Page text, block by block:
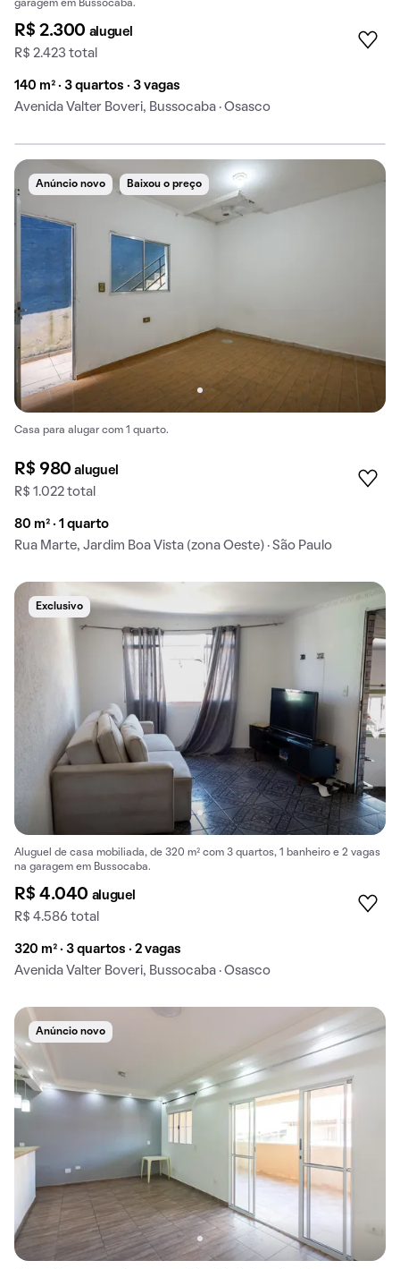
garagem em Bussocaba.
R$ 2.300 aluguel
R$ 2.423 total
140 m² · 3 quartos · 3 vagas
Avenida Valter Boveri, Bussocaba · Osasco
Anúncio novo Baixou o preço
Casa para alugar com 1 quarto.
R$ 980aluguel
R$ 1.022 total
80 m² · 1 quarto
Rua Marte, Jardim Boa Vista (zona Oeste) · São Paulo
Exclusivo
Aluguel de casa mobiliada, de 320 m² com 3 quartos, 1 banheiro e 2 vagas
na garagem em Bussocaba.
R$ 4.040 aluguel
R$ 4.586 total
320 m² · 3 quartos · 2 vagas
Avenida Valter Boveri, Bussocaba · Osasco
Anúncio novo